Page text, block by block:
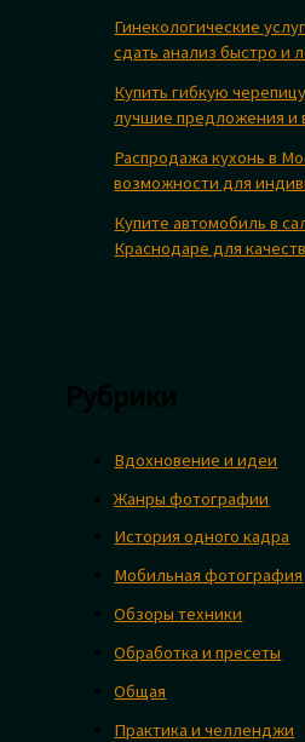
Гинекологические
сдать анализ быстро и
Купить гибкую
лучшие предложения и
Распродажа кухонь в
возможности для
Купите автомобиль в
Краснодаре для
Вдохновение и идеи
Жанры фотографии
История одного кадра
Мобильная фотография
Обзоры техники
Обработка и пресеты
Общая
Практика и челленджи